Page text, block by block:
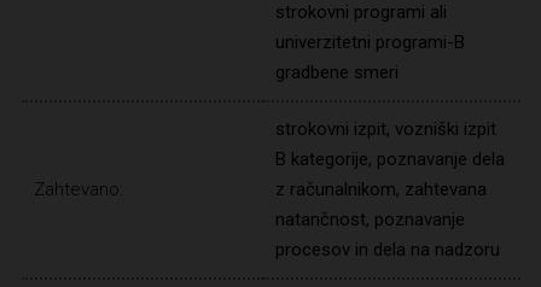
strokovni programi ali
univerzitetni programi-B
gradbene smeri
Zahtevano:
strokovni izpit, vozniški izpit
B kategorije, poznavanje dela
z računalnikom, zahtevana
natančnost, poznavanje
procesov in dela na nadzoru